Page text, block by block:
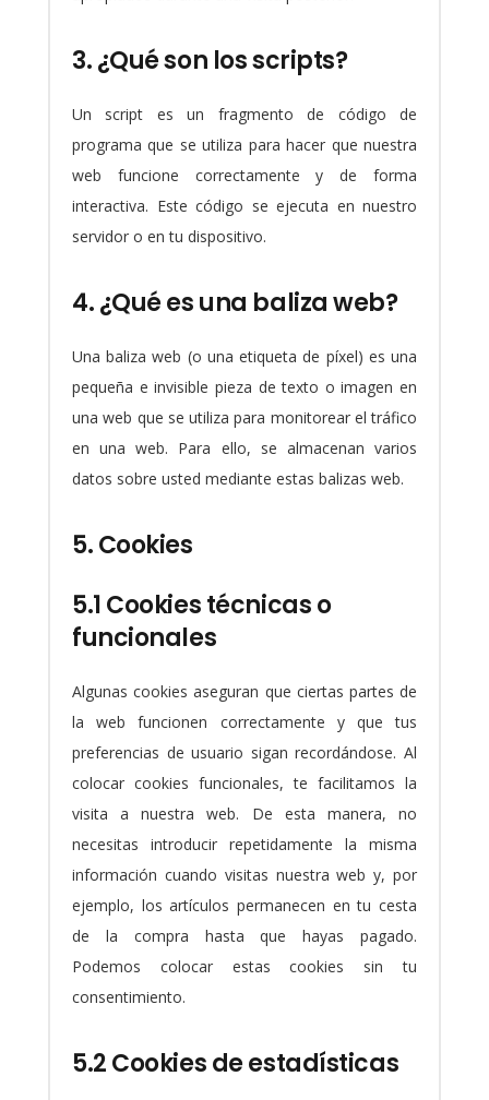
3. ¿Qué son los scripts?
Un script es un fragmento de código de
programa que se utiliza para hacer que nuestra
web funcione correctamente y de forma
interactiva. Este código se ejecuta en nuestro
servidor o en tu dispositivo.
4. ¿Qué es una baliza web?
Una baliza web (o una etiqueta de píxel) es una
pequeña e invisible pieza de texto o imagen en
una web que se utiliza para monitorear el tráfico
en una web. Para ello, se almacenan varios
datos sobre usted mediante estas balizas web.
5. Cookies
5.1 Cookies técnicas o
funcionales
Algunas cookies aseguran que ciertas partes de
la web funcionen correctamente y que tus
preferencias de usuario sigan recordándose. Al
colocar cookies funcionales, te facilitamos la
visita a nuestra web. De esta manera, no
necesitas introducir repetidamente la misma
información cuando visitas nuestra web y, por
ejemplo, los artículos permanecen en tu cesta
de la compra hasta que hayas pagado.
Podemos colocar estas cookies sin tu
consentimiento.
5.2 Cookies de estadísticas